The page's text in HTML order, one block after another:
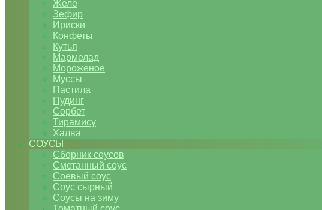
Желе
Зефир
Ириски
Конфеты
Кутья
Мармелад
Мороженое
Муссы
Пастила
Пудинг
Сорбет
Тирамису
Халва
СОУСЫ
Сборник соусов
Сметанный соус
Соевый соус
Соус сырный
Соусы на зиму